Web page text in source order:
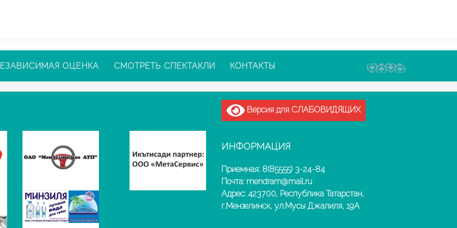
ОЦЕНКА СМОТРЕТЬ СПЕКТАКЛИ КОНТАКТЫ
Версия для СЛАБОВИДЯЩИХ
ИНФОРМАЦИЯ
Приемная: 8(85555) 3-24-84
Почта: mendram@mail.ru
Адрес: 423700, Республика Татарстан,
г.Мензелинск, ул.Мусы Джалиля, 19А